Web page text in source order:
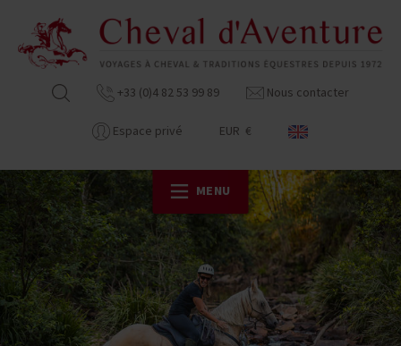
+33 (0)4 82 53 99 89 Nous contacter
Espace privé EUR €
MENU